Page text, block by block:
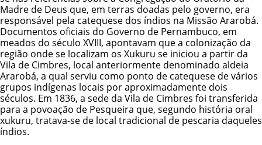
Madre de Deus que, em terras doadas pelo governo, era
responsável pela catequese dos índios na Missão Ararobá.
Documentos oficiais do Governo de Pernambuco, em
meados do século XVIII, apontavam que a colonização da
região onde se localizam os Xukuru se iniciou a partir da
Vila de Cimbres, local anteriormente denominado aldeia
Ararobá, a qual serviu como ponto de catequese de vários
grupos indígenas locais por aproximadamente dois
séculos. Em 1836, a sede da Vila de Cimbres foi transferida
para a povoação de Pesqueira que, segundo história oral
xukuru, tratava-se de local tradicional de pescaria daqueles
índios.